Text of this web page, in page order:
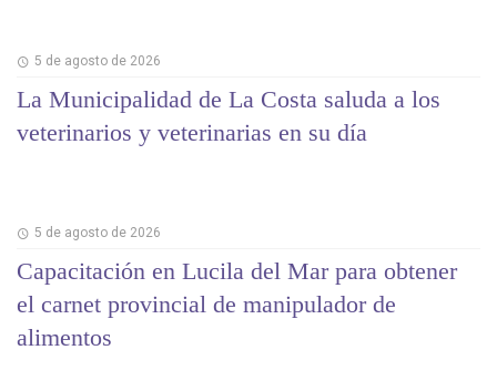
5 de agosto de 2026
La Municipalidad de La Costa saluda a los
veterinarios y veterinarias en su día
5 de agosto de 2026
Capacitación en Lucila del Mar para obtener
el carnet provincial de manipulador de
alimentos